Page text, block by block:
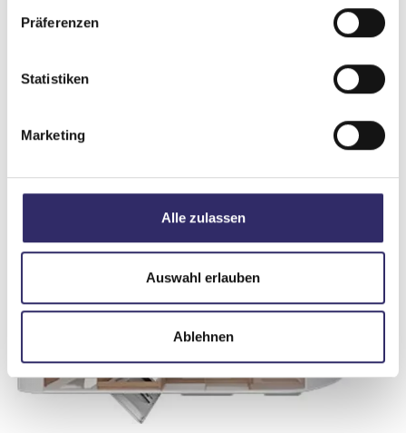
Präferenzen
Statistiken
Marketing
Alle zulassen
Auswahl erlauben
Ablehnen
Sitzgruppe
Infrastruktur
Betten